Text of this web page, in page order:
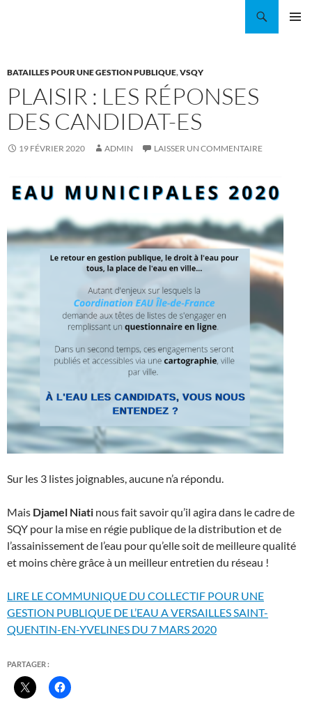
BATAILLES POUR UNE GESTION PUBLIQUE,VSQY
PLAISIR : LES RÉPONSES
DES CANDIDAT-ES
19 FÉVRIER 2020 ADMIN LAISSER UN COMMENTAIRE
Sur les 3 listes joignables, aucune n’a répondu.
Mais Djamel Niati nous fait savoir qu’il agira dans le cadre de
SQY pour la mise en régie publique de la distribution et de
l’assainissement de l’eau pour qu’elle soit de meilleure qualité
et moins chère grâce à un meilleur entretien du réseau !
LIRE LE COMMUNIQUE DU COLLECTIF POUR UNE
GESTION PUBLIQUE DE L’EAU A VERSAILLES SAINT-
QUENTIN-EN-YVELINES DU 7 MARS 2020
PARTAGER :